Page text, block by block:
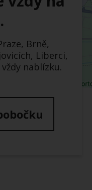
Brně,
Liberci,
nablízku.